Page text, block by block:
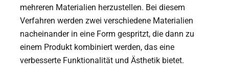
mehreren Materialien herzustellen. Bei diesem
Verfahren werden zwei verschiedene Materialien
nacheinander in eine Form gespritzt, die dann zu
einem Produkt kombiniert werden, das eine
verbesserte Funktionalität und Ästhetik bietet.